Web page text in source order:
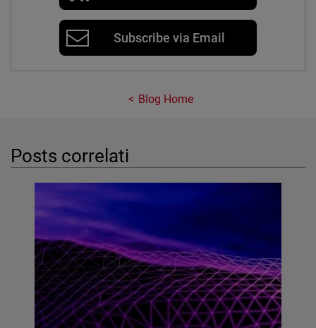
Subscribe via Email
Blog Home
Posts correlati